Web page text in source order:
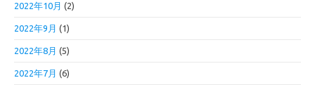
2022年10月 (2)
2022年9月 (1)
2022年8月 (5)
2022年7月 (6)